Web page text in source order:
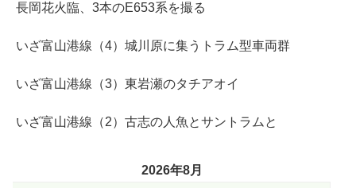
長岡花火臨、3本のE653系を撮る
いざ富山港線（4）城川原に集うトラム型車両群
いざ富山港線（3）東岩瀬のタチアオイ
いざ富山港線（2）古志の人魚とサントラムと
2026年8月